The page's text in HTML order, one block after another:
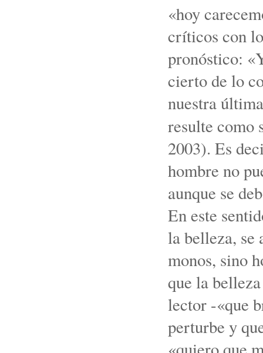
«hoy
críticos con
pronóstico:
cierto de lo
nuestra
resulte como
2003). Es
hombre no
aunque se
En este
la belleza, se
monos, sino
que la
lector -«que
perturbe y